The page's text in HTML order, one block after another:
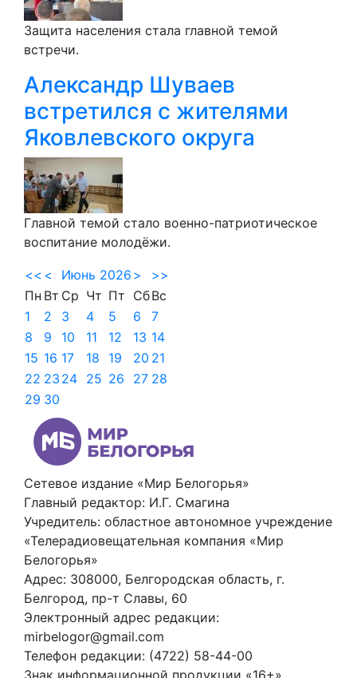
Защита населения стала главной темой
встречи.
Александр Шуваев
встретился с жителями
Яковлевского округа
Главной темой стало военно-патриотическое
воспитание молодёжи.
<< < Июнь 2026 >
>>
Пн Вт Ср Чт Пт СбВс
1
2 3 4 5 6
7
8
9 10 11 12 13 14
15 16 17 18 19 20 21
22 23 24 25 26 27 28
29 30
Сетевое издание «Мир Белогорья»
Главный редактор: И.Г. Смагина
Учредитель: областное автономное учреждение
«Телерадиовещательная компания «Мир
Белогорья»
Адрес: 308000, Белгородская область, г.
Белгород, пр-т Славы, 60
Электронный адрес редакции:
mirbelogor@gmail.com
Телефон редакции: (4722) 58-44-00